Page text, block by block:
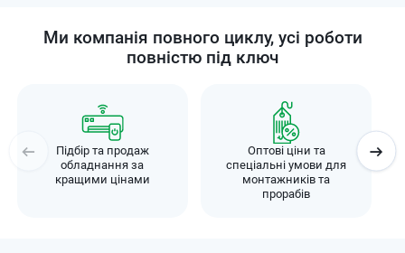
Ми компанія повного циклу, усі роботи
повністю під ключ
Підбір та продаж
обладнання за
кращими цінами
Оптові ціни та
спеціальні умови для
монтажників та
прорабів